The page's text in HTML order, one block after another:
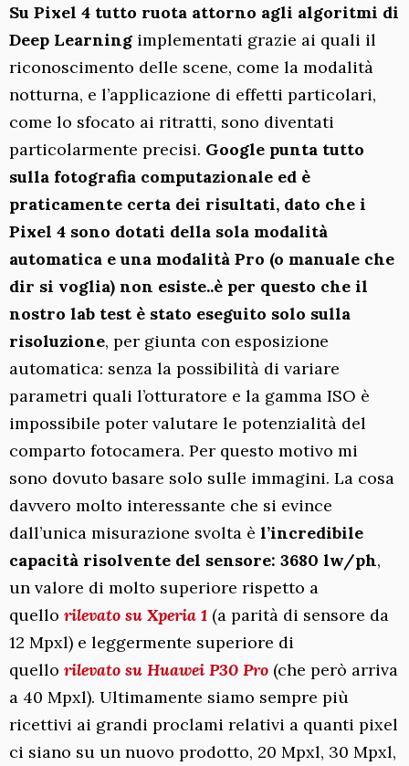
Su Pixel 4 tutto ruota attorno agli algoritmi di
Deep Learning implementati grazie ai quali il
riconoscimento delle scene, come la modalità
notturna, e l’applicazione di effetti particolari,
come lo sfocato ai ritratti, sono diventati
particolarmente precisi. Google punta tutto
sulla fotografia computazionale ed è
praticamente certa dei risultati, dato che i
Pixel 4 sono dotati della sola modalità
automatica e una modalità Pro (o manuale che
dir si voglia) non esiste..è per questo che il
nostro lab test è stato eseguito solo sulla
risoluzione, per giunta con esposizione
automatica: senza la possibilità di variare
parametri quali l’otturatore e la gamma ISO è
impossibile poter valutare le potenzialità del
comparto fotocamera. Per questo motivo mi
sono dovuto basare solo sulle immagini. La cosa
davvero molto interessante che si evince
dall’unica misurazione svolta è l’incredibile
capacità risolvente del sensore: 3680 lw/ph,
un valore di molto superiore rispetto a
quello rilevato su Xperia 1 (a parità di sensore da
12 Mpxl) e leggermente superiore di
quello rilevato su Huawei P30 Pro (che però arriva
a 40 Mpxl). Ultimamente siamo sempre più
ricettivi ai grandi proclami relativi a quanti pixel
ci siano su un nuovo prodotto, 20 Mpxl, 30 Mpxl,